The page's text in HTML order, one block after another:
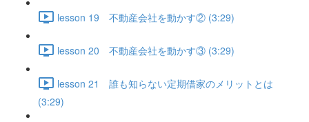
lesson 19 不動産会社を動かす② (3:29)
lesson 20 不動産会社を動かす③ (3:29)
lesson 21 誰も知らない定期借家のメリットとは
(3:29)